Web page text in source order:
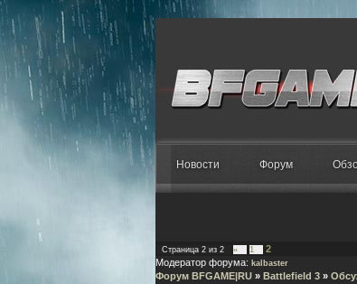
Новости Форум
Страница 2 из 2 « 1
2
Модератор форума: kalbaster
Форум BFGAME|RU » Battlefield 3 »